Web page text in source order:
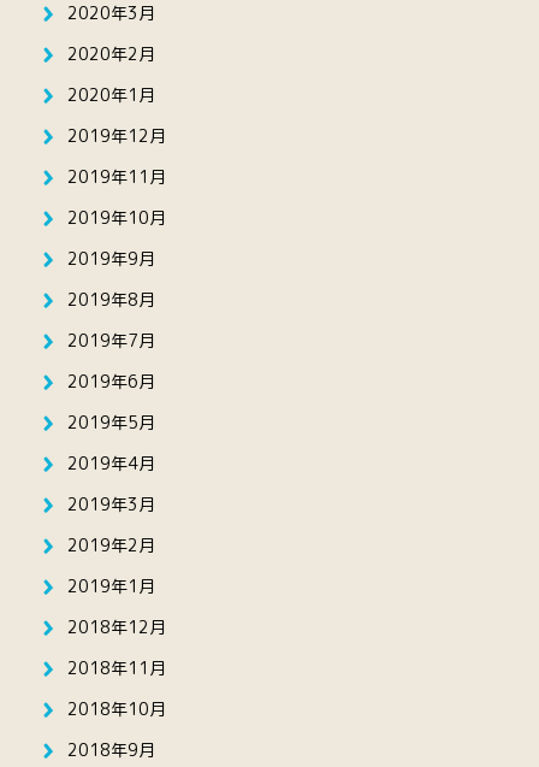
2020年3月
2020年2月
2020年1月
2019年12月
2019年11月
2019年10月
2019年9月
2019年8月
2019年7月
2019年6月
2019年5月
2019年4月
2019年3月
2019年2月
2019年1月
2018年12月
2018年11月
2018年10月
2018年9月